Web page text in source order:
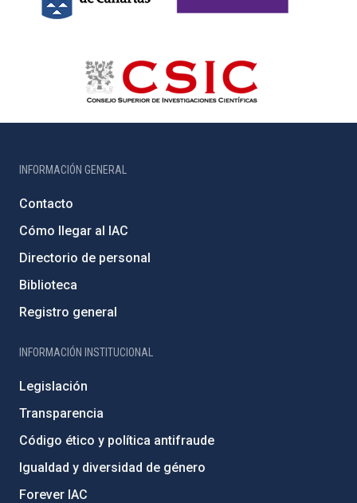
INFORMACIÓN GENERAL
Contacto
Cómo llegar al IAC
Directorio de personal
Biblioteca
Registro general
INFORMACIÓN INSTITUCIONAL
Legislación
Transparencia
Código ético y política antifraude
Igualdad y diversidad de género
Forever IAC